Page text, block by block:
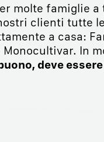
molte famiglie a
clienti tutte
a casa:
Monocultivar. In
deve